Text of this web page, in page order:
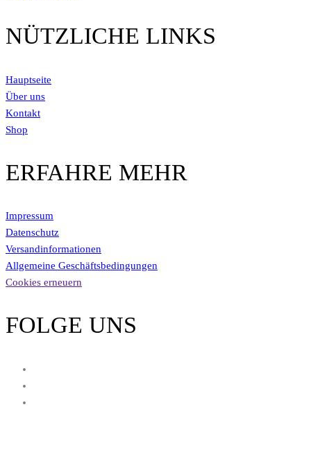
NÜTZLICHE LINKS
Hauptseite
Über uns
Kontakt
Shop
ERFAHRE MEHR
Impressum
Datenschutz
Versandinformationen
Allgemeine Geschäftsbedingungen
Cookies erneuern
FOLGE UNS